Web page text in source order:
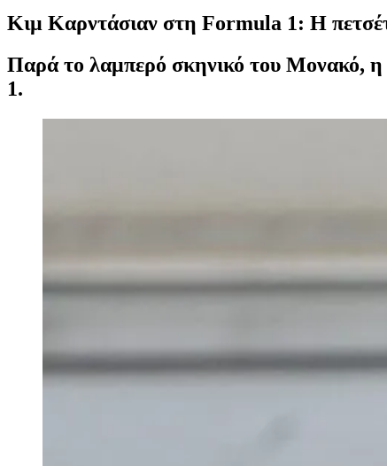
Κιμ Καρντάσιαν στη Formula 1: Η
Παρά το λαμπερό σκηνικό του Μονακό, η
1.